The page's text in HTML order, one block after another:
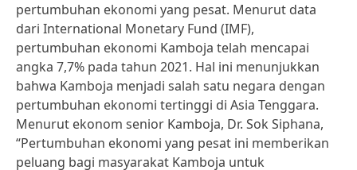
pertumbuhan ekonomi yang pesat. Menurut data
dari International Monetary Fund (IMF),
pertumbuhan ekonomi Kamboja telah mencapai
angka 7,7% pada tahun 2021. Hal ini menunjukkan
bahwa Kamboja menjadi salah satu negara dengan
pertumbuhan ekonomi tertinggi di Asia Tenggara.
Menurut ekonom senior Kamboja, Dr. Sok Siphana,
“Pertumbuhan ekonomi yang pesat ini memberikan
peluang bagi masyarakat Kamboja untuk